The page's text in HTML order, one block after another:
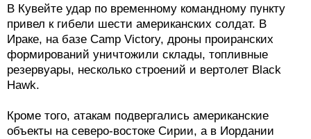
В Кувейте удар по временному командному пункту
привел к гибели шести американских солдат. В
Ираке, на базе Camp Victory, дроны проиранских
формирований уничтожили склады, топливные
резервуары, несколько строений и вертолет Black
Hawk.
Кроме того, атакам подвергались американские
объекты на северо-востоке Сирии, а в Иордании